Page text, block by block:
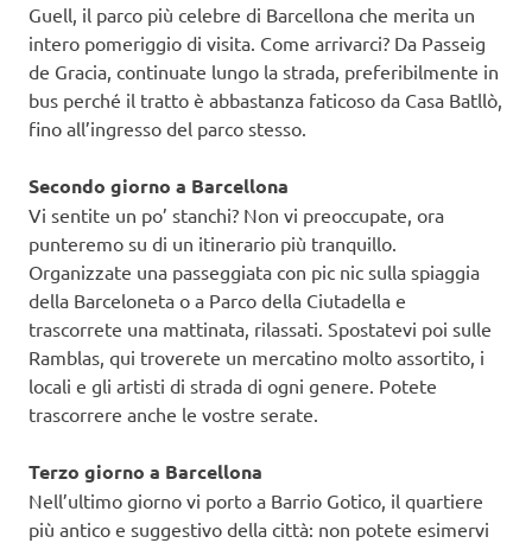
Guell, il parco più celebre di Barcellona che merita un
intero pomeriggio di visita. Come arrivarci? Da Passeig
de Gracia, continuate lungo la strada, preferibilmente in
bus perché il tratto è abbastanza faticoso da Casa Batllò,
fino all’ingresso del parco stesso.
Secondo giorno a Barcellona
Vi sentite un po’ stanchi? Non vi preoccupate, ora
punteremo su di un itinerario più tranquillo.
Organizzate una passeggiata con pic nic sulla spiaggia
della Barceloneta o a Parco della Ciutadella e
trascorrete una mattinata, rilassati. Spostatevi poi sulle
Ramblas, qui troverete un mercatino molto assortito, i
locali e gli artisti di strada di ogni genere. Potete
trascorrere anche le vostre serate.
Terzo giorno a Barcellona
Nell’ultimo giorno vi porto a Barrio Gotico, il quartiere
più antico e suggestivo della città: non potete esimervi